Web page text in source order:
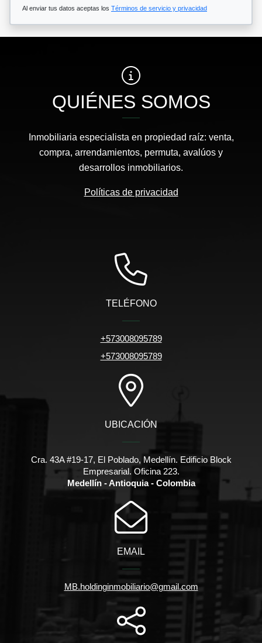
Al enviar tus datos aceptas los Términos de servicio y privacidad
QUIÉNES SOMOS
Inmobiliaria especialista en propiedad raíz: venta,
compra, arrendamientos, permuta, avalúos y
desarrollos inmobiliarios.
Políticas de privacidad
TELÉFONO
+573008095789
+573008095789
UBICACIÓN
Cra. 43A #19-17, El Poblado, Medellín. Edificio Block
Empresarial. Oficina 223.
Medellín - Antioquia - Colombia
EMAIL
MB.holdinginmobiliario@gmail.com